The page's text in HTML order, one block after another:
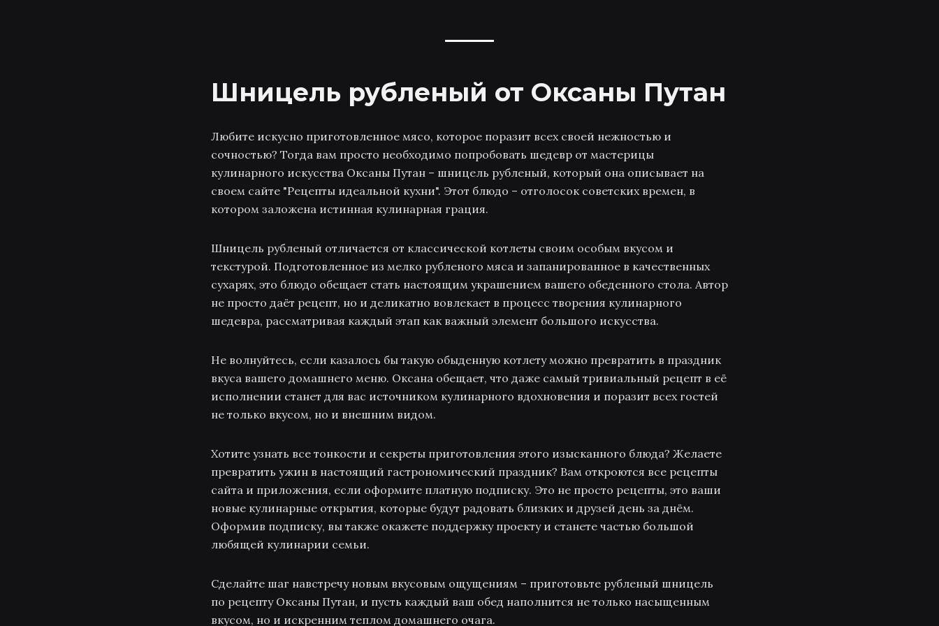
Шницель рубленый от Оксаны Путан
Любите искусно приготовленное мясо, которое поразит всех своей нежностью и
сочностью? Тогда вам просто необходимо попробовать шедевр от мастерицы
кулинарного искусства Оксаны Путан – шницель рубленый, который она описывает на
своем сайте "Рецепты идеальной кухни". Этот блюдо – отголосок советских времен, в
котором заложена истинная кулинарная грация.
Шницель рубленый отличается от классической котлеты своим особым вкусом и
текстурой. Подготовленное из мелко рубленого мяса и запанированное в качественных
сухарях, это блюдо обещает стать настоящим украшением вашего обеденного стола. Автор
не просто даёт рецепт, но и деликатно вовлекает в процесс творения кулинарного
шедевра, рассматривая каждый этап как важный элемент большого искусства.
Не волнуйтесь, если казалось бы такую обыденную котлету можно превратить в праздник
вкуса вашего домашнего меню. Оксана обещает, что даже самый тривиальный рецепт в её
исполнении станет для вас источником кулинарного вдохновения и поразит всех гостей
не только вкусом, но и внешним видом.
Хотите узнать все тонкости и секреты приготовления этого изысканного блюда? Желаете
превратить ужин в настоящий гастрономический праздник? Вам откроются все рецепты
сайта и приложения, если оформите платную подписку. Это не просто рецепты, это ваши
новые кулинарные открытия, которые будут радовать близких и друзей день за днём.
Оформив подписку, вы также окажете поддержку проекту и станете частью большой
любящей кулинарии семьи.
Сделайте шаг навстречу новым вкусовым ощущениям – приготовьте рубленый шницель
по рецепту Оксаны Путан, и пусть каждый ваш обед наполнится не только насыщенным
вкусом, но и искренним теплом домашнего очага.